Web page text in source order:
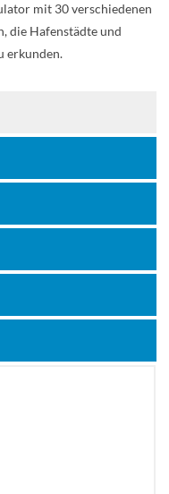
mit 30 verschiedenen
die Hafenstädte und
erkunden.